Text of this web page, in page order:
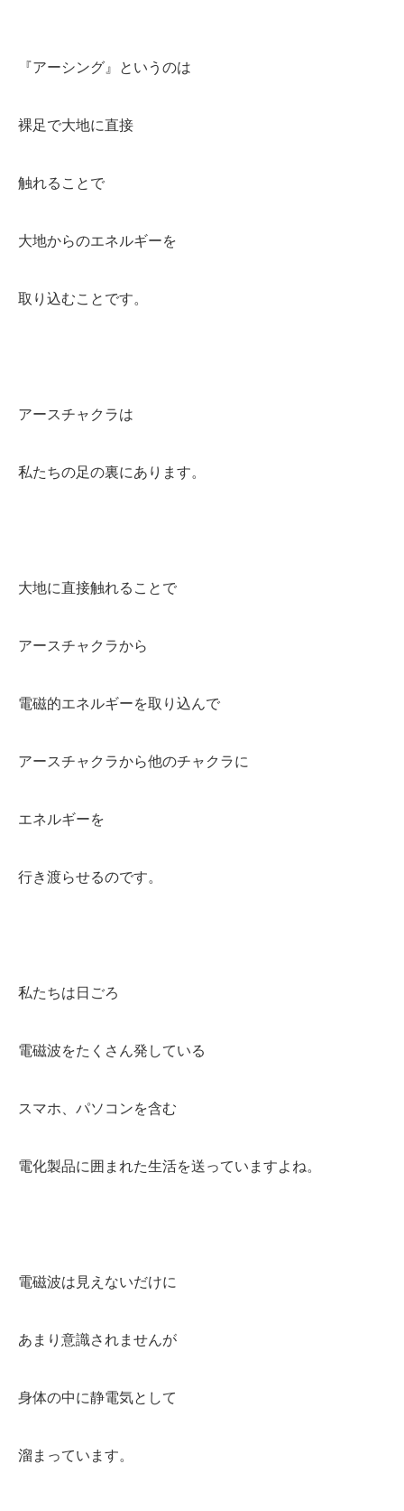
『アーシング』というのは
裸足で大地に直接
触れることで
大地からのエネルギーを
取り込むことです。
アースチャクラは
私たちの足の裏にあります。
大地に直接触れることで
アースチャクラから
電磁的エネルギーを取り込んで
アースチャクラから他のチャクラに
エネルギーを
行き渡らせるのです。
私たちは日ごろ
電磁波をたくさん発している
スマホ、パソコンを含む
電化製品に囲まれた生活を送っていますよね。
電磁波は見えないだけに
あまり意識されませんが
身体の中に静電気として
溜まっています。